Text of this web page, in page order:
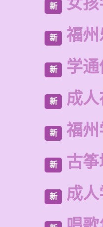
新
新 福
新 学
新 成
新 福
新 古
新 成